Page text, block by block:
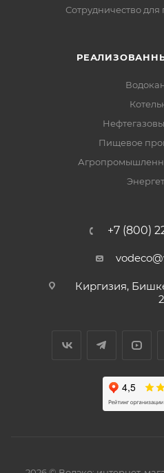
Сотрудничество
Пищевое
+7 (800)
Киргизия,